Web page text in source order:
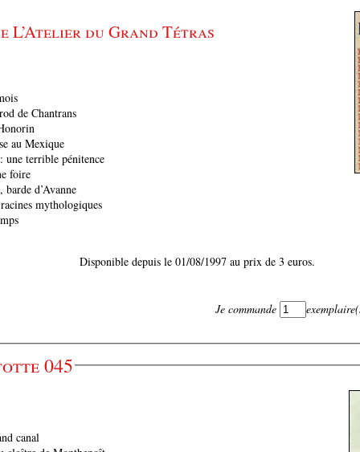
L’Atelier du Grand Tétras
de Chantrans
au Mexique
une terrible pénitence
foire
d’Avanne
mythologiques
Disponible depuis le 01/08/1997 au prix de 3 euros.
Je commande
045
canal